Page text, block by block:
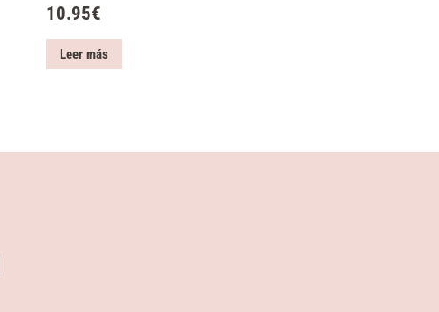
10.95€
Leer más